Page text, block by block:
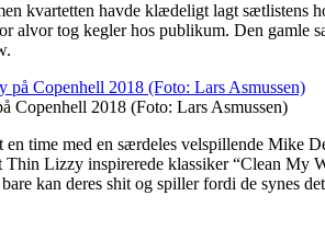
kvartetten havde klædeligt lagt sætlistens
alvor tog kegler hos publikum. Den gamle
Copenhell 2018 (Foto: Lars Asmussen)
time med en særdeles velspillende Mike
Lizzy inspirerede klassiker “Clean My
kan deres shit og spiller fordi de synes